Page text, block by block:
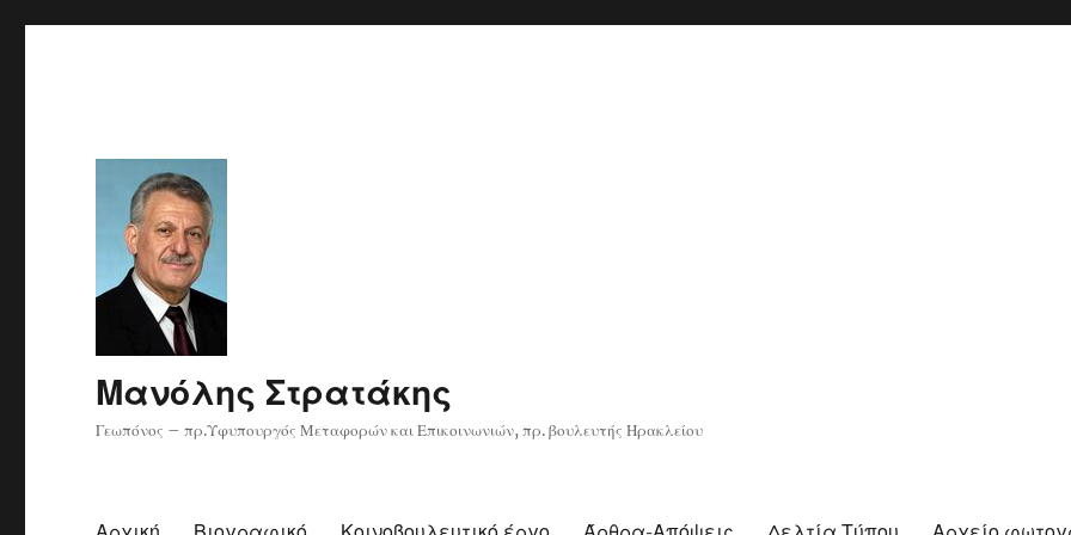
Μανόλης Στρατάκης
Γεωπόνος – πρ.Υφυπουργός Μεταφορών και Επικοινωνιών, πρ. βουλευτής Ηρακλείου